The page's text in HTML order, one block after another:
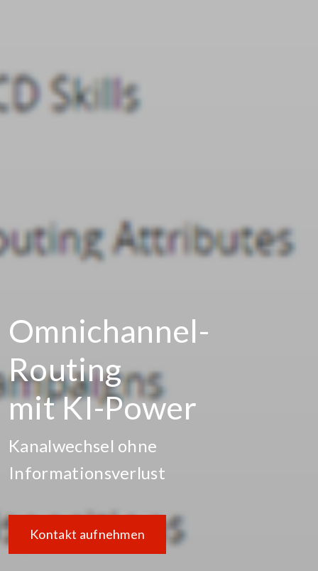
Omnichannel-
Routing
mit KI-Power
Kanalwechsel ohne
Informationsverlust
Kontakt aufnehmen